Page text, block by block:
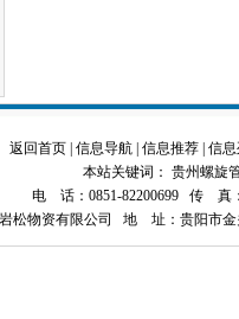
返回首页 信息导航 信息推荐 信
本站关键词： 贵州螺旋
电 话：0851-82200699 传 真：
岩松物资有限公司 地 址：贵阳市